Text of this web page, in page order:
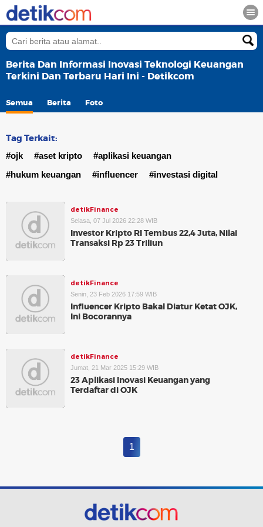
Berita Dan Informasi Inovasi Teknologi Keuangan
Terkini Dan Terbaru Hari Ini - Detikcom
Semua Berita Foto
Tag Terkait:
#ojk #aset kripto
#aplikasi keuangan
#hukum keuangan
#influencer #investasi digital
detikFinance
Selasa, 07 Jul 2026 22:28 WIB
Investor Kripto RI Tembus 22,4 Juta, Nilai
Transaksi Rp 23 Triliun
detikFinance
Senin, 23 Feb 2026 17:59 WIB
Influencer Kripto Bakal Diatur Ketat OJK,
Ini Bocorannya
detikFinance
Jumat, 21 Mar 2025 15:29 WIB
23 Aplikasi Inovasi Keuangan yang
Terdaftar di OJK
1